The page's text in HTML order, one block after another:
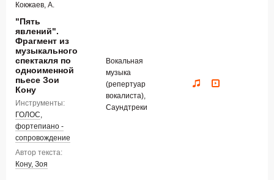
Кокжаев, А.
"Пять
явлений".
Фрагмент из
музыкального
спектакля по
одноименной
пьесе Зои
Кону
Инструменты:
ГОЛОС,
фортепиано -
сопровождение
Автор текста:
Кону, Зоя
Вокальная
музыка
(репертуар
вокалиста),
Саундтреки